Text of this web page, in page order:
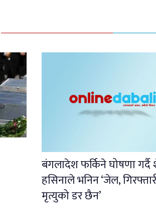
बंगलादेश फर्किने घोषणा
हसिनाले भनिन ‘जेल,
मृत्युको डर छैन’